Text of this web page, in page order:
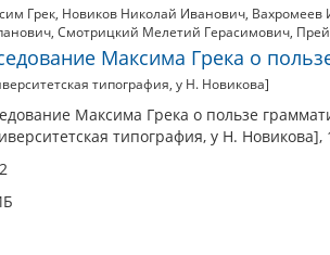
Грек, Новиков Николай Иванович, Вахромеев
, Смотрицкий Мелетий Герасимович,
Максима Грека о
типография, у Н. Новикова]
Максима Грека о пользе
типография, у Н. Новикова],